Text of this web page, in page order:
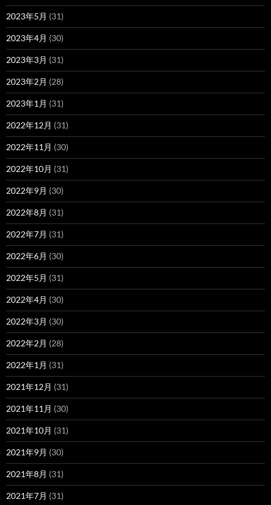
2023年5月 (31)
2023年4月 (30)
2023年3月 (31)
2023年2月 (28)
2023年1月 (31)
2022年12月 (31)
2022年11月 (30)
2022年10月 (31)
2022年9月 (30)
2022年8月 (31)
2022年7月 (31)
2022年6月 (30)
2022年5月 (31)
2022年4月 (30)
2022年3月 (30)
2022年2月 (28)
2022年1月 (31)
2021年12月 (31)
2021年11月 (30)
2021年10月 (31)
2021年9月 (30)
2021年8月 (31)
2021年7月 (31)